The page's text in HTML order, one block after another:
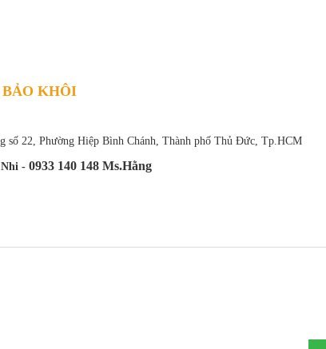
BẢO KHÔI
22, Phường Hiệp Bình Chánh, Thành phố Thủ Đức, Tp.HCM
- 0933 140 148 Ms.Hằng